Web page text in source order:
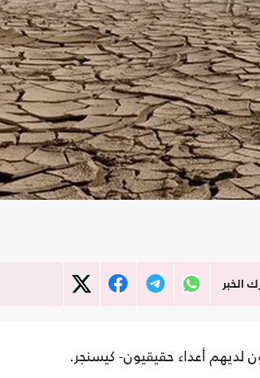
الخبر
لديهم أعداء حقيقيون- كيسنجر.